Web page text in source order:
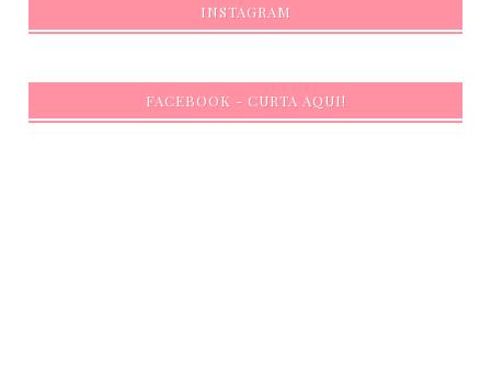
INSTAGRAM
FACEBOOK - CURTA AQUI!